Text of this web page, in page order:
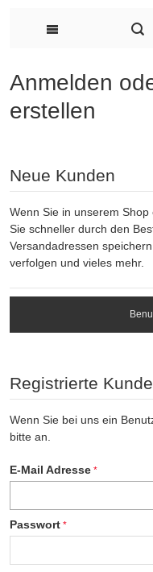
Anmelden
erstellen
Neue Kunden
Wenn Sie in unserem
Sie schneller durch den
Versandadressen
verfolgen und vieles mehr.
Registrierte
Wenn Sie bei uns ein
bitte an.
E-Mail Adresse
Passwort